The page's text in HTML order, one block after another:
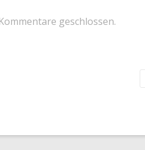
Kommentare geschlossen.